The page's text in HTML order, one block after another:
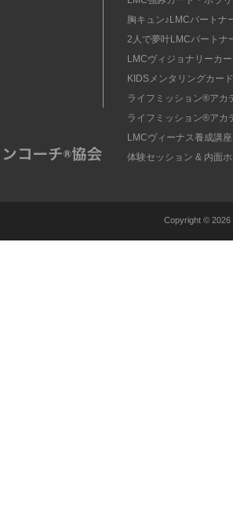
胸キュン♪LMCパートナ
2人で夢叶LMCパートナ
LMCヴィジョナリーカ
KIDSメンタリングカー
ライフミッション®︎アカ
ライフミッション®︎アカ
LMCヴィーナス養成講座
体験セッション & 内面
Copyright © 2026